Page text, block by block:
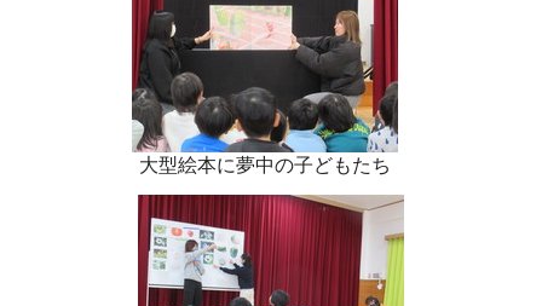
大型絵本に夢中の子どもたち